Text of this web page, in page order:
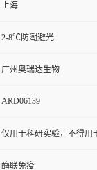
上海
2-8℃防潮避光
广州奥瑞达生物
ARD06139
仅用于科研实验，不得用
酶联免疫